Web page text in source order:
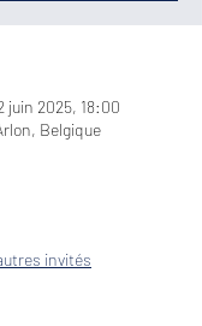
juin 2025, 18:00
Belgique
invités